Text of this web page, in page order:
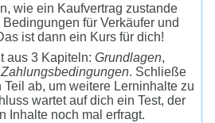
wie ein Kaufvertrag zustande
für Verkäufer und
ist dann ein Kurs für dich!
aus 3 Kapiteln: Grundlagen,
Zahlungsbedingungen. Schließe
ab, um weitere Lerninhalte zu
wartet auf dich ein Test, der
Inhalte noch mal erfragt.